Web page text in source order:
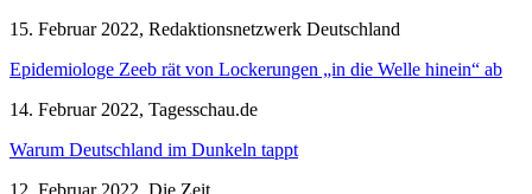
15. Februar 2022, Redaktionsnetzwerk Deutschland
Epidemiologe Zeeb rät von Lockerungen „in die Welle hinein“ ab
14. Februar 2022, Tagesschau.de
Warum Deutschland im Dunkeln tappt
12. Februar 2022, Die Zeit